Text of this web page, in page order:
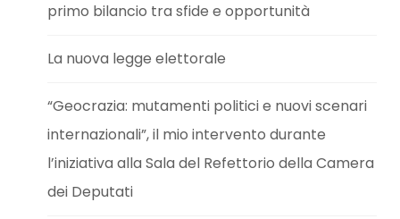
primo bilancio tra sfide e opportunità
La nuova legge elettorale
“Geocrazia: mutamenti politici e nuovi scenari
internazionali”, il mio intervento durante
l’iniziativa alla Sala del Refettorio della Camera
dei Deputati